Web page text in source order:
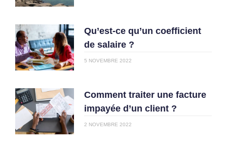
Qu’est-ce qu’un coefficient
de salaire ?
5 NOVEMBRE 2022
Comment traiter une facture
impayée d’un client ?
2 NOVEMBRE 2022